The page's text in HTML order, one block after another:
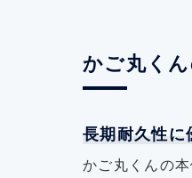
かご丸く
長期耐久性に
かご丸くんの